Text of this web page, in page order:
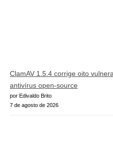
ClamAV 1.5.4 corrige oito
antivírus open-source
por Edivaldo Brito
7 de agosto de 2026